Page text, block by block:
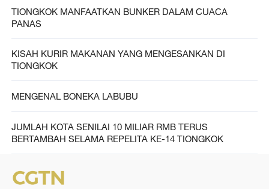
TIONGKOK MANFAATKAN BUNKER DALAM CUACA
PANAS
KISAH KURIR MAKANAN YANG MENGESANKAN DI
TIONGKOK
MENGENAL BONEKA LABUBU
JUMLAH KOTA SENILAI 10 MILIAR RMB TERUS
BERTAMBAH SELAMA REPELITA KE-14 TIONGKOK